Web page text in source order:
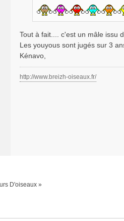
Tout à fait.... c'est un mâle issu
Les youyous sont jugés sur 3
Kénavo,
http://www.breizh-oiseaux.fr/
D'oiseaux »